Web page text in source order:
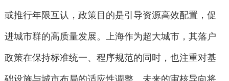
或推行年限互认，政策目的是引导资源高效配置，促
进城市群的高质量发展。上海作为超大城市，其落户
政策在保持标准统一、程序规范的同时，也注重对基